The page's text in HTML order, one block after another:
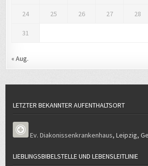
24 25 26 27 28
31
« Aug.
LETZTER BEKANNTER AUFENTHALTSORT
Ev. Diakonissenkrankenhaus,Leipzig,
LIEBLINGSBIBELSTELLE UND LEBENSLEITLINIE